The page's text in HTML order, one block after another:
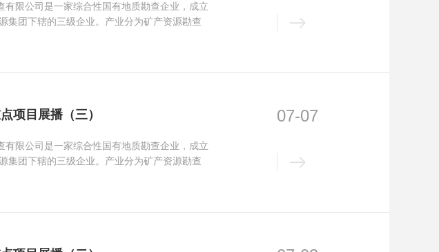
限公司是一家综合性国有地质勘查企业，成立
集团下辖的三级企业。产业分为矿产资源勘查
项目展播（三）
限公司是一家综合性国有地质勘查企业，成立
集团下辖的三级企业。产业分为矿产资源勘查
07-07